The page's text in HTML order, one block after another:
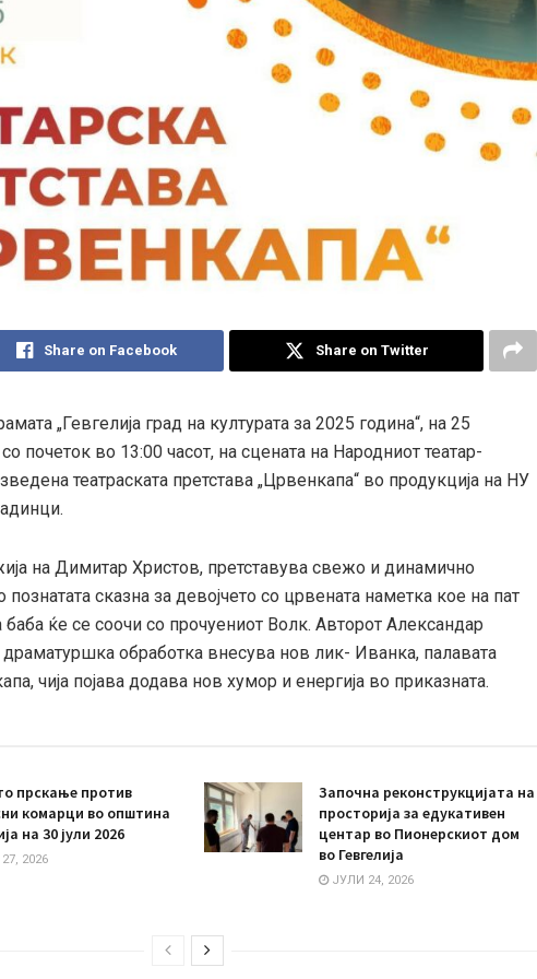
Share on Facebook Share on Twitter
„Гевгелија град на културата за 2025 година“, на 25
почеток во 13:00 часот, на сцената на Народниот театар-
театраската претстава „Црвенкапа“ во продукција на НУ
на Димитар Христов, претставува свежо и динамично
сказна за девојчето со црвената наметка кое на пат
баба ќе се соочи со прочуениот Волк. Авторот Александар
обработка внесува нов лик- Иванка, палавата
чија појава додава нов хумор и енергија во приказната.
прскање против
комарци во општина
на 30 јули 2026
2026
Започна реконструкцијата на
просторија за едукативен
центар во Пионерскиот дом
во Гевгелија
ЈУЛИ 24, 2026